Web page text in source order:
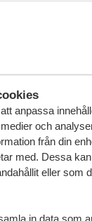
anpassa
och
från din
med. Dessa
eller som
in data som